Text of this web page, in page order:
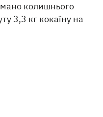
колишнього
3,3 кг кокаїну на